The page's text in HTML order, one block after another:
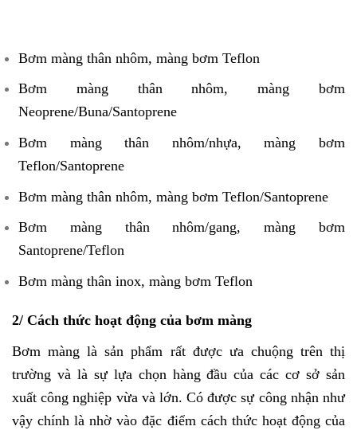
Bơm màng thân nhôm, màng bơm Teflon
Bơm màng thân nhôm, màng bơm
Neoprene/Buna/Santoprene
Bơm màng thân nhôm/nhựa, màng bơm
Teflon/Santoprene
Bơm màng thân nhôm, màng bơm Teflon/Santoprene
Bơm màng thân nhôm/gang, màng bơm
Santoprene/Teflon
Bơm màng thân inox, màng bơm Teflon
2/ Cách thức hoạt động của bơm màng
Bơm màng là sản phẩm rất được ưa chuộng trên thị
trường và là sự lựa chọn hàng đầu của các cơ sở sản
xuất công nghiệp vừa và lớn. Có được sự công nhận như
vậy chính là nhờ vào đặc điểm cách thức hoạt động của